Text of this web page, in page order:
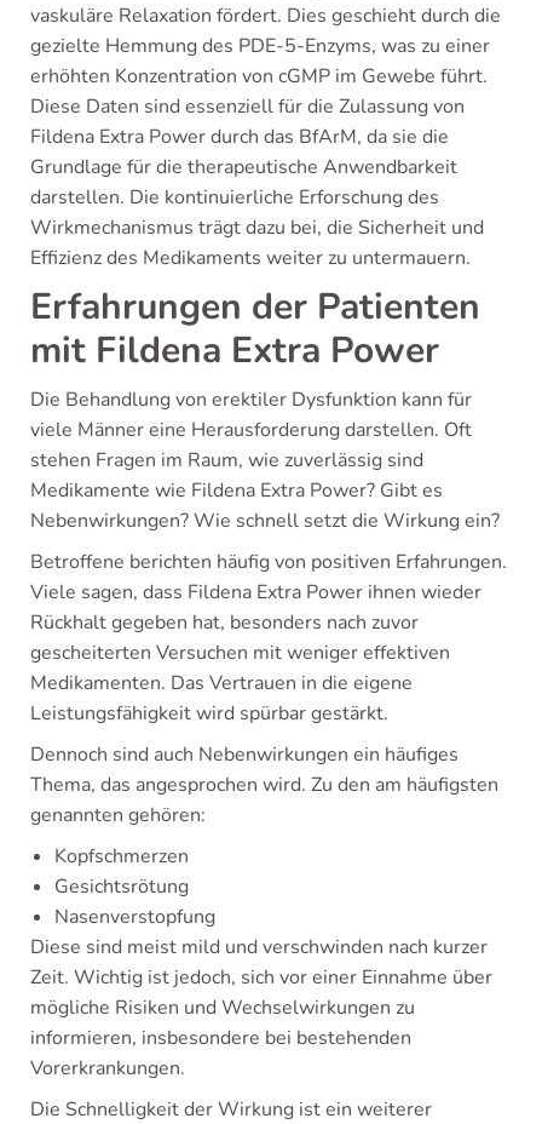
vaskuläre Relaxation fördert. Dies geschieht durch die
gezielte Hemmung des PDE-5-Enzyms, was zu einer
erhöhten Konzentration von cGMP im Gewebe führt.
Diese Daten sind essenziell für die Zulassung von
Fildena Extra Power durch das BfArM, da sie die
Grundlage für die therapeutische Anwendbarkeit
darstellen. Die kontinuierliche Erforschung des
Wirkmechanismus trägt dazu bei, die Sicherheit und
Effizienz des Medikaments weiter zu untermauern.
Erfahrungen der Patienten
mit Fildena Extra Power
Die Behandlung von erektiler Dysfunktion kann für
viele Männer eine Herausforderung darstellen. Oft
stehen Fragen im Raum, wie zuverlässig sind
Medikamente wie Fildena Extra Power? Gibt es
Nebenwirkungen? Wie schnell setzt die Wirkung ein?
Betroffene berichten häufig von positiven Erfahrungen.
Viele sagen, dass Fildena Extra Power ihnen wieder
Rückhalt gegeben hat, besonders nach zuvor
gescheiterten Versuchen mit weniger effektiven
Medikamenten. Das Vertrauen in die eigene
Leistungsfähigkeit wird spürbar gestärkt.
Dennoch sind auch Nebenwirkungen ein häufiges
Thema, das angesprochen wird. Zu den am häufigsten
genannten gehören:
Kopfschmerzen
Gesichtsrötung
Nasenverstopfung
Diese sind meist mild und verschwinden nach kurzer
Zeit. Wichtig ist jedoch, sich vor einer Einnahme über
mögliche Risiken und Wechselwirkungen zu
informieren, insbesondere bei bestehenden
Vorerkrankungen.
Die Schnelligkeit der Wirkung ist ein weiterer